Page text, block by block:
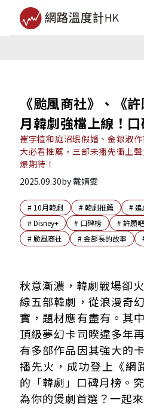
《颱風商社》、《
月韓劇強檔上線！
崔宇植和庭沼珉假婚、金銀淑
大必看推薦，三部未播先衝上
爆期待！
2025.09.30by戴婧雯
# 10月韓劇 #韓劇推薦 #追
#Disney+ # 口碑榜 #許願
#颱風商社 #金部長的故事
未播先熱！搶佔「韓劇」口
更多值得期待的10月必追韓劇
秋意漸濃，韓劇戰場卻
線五部韓劇，從浪漫奇
實，題材應有盡有。其
頂級夢幻卡司睽違多年
有多部作品因其強大的
播先火，成功登上《網
的「韓劇」口碑月榜。
為你的煲劇首選？一起